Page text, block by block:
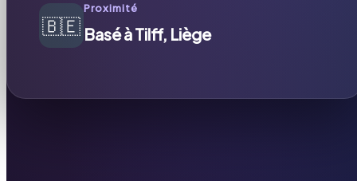
🇧🇪
Proximité
Basé à Tilff, Liège